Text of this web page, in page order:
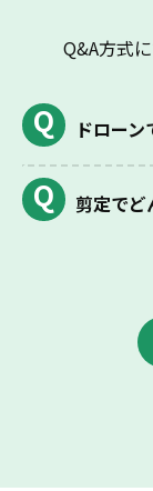
Q&A方式
ドローン
剪定でど